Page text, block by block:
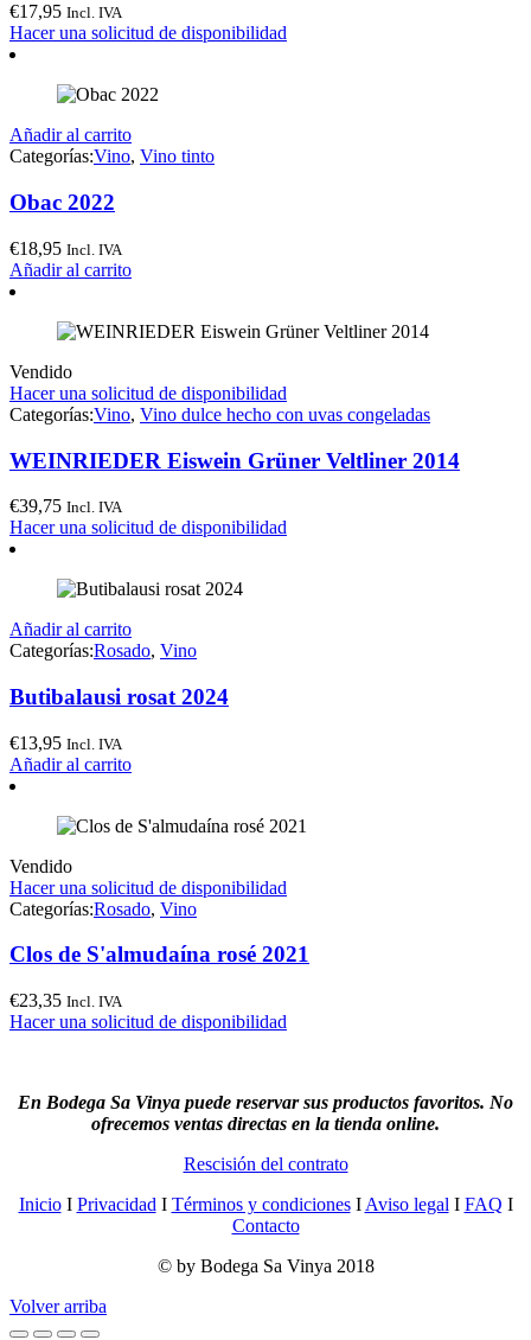
€17,95 Incl. IVA
Hacer una solicitud de disponibilidad
Añadir al carrito
Categorías:Vino, Vino tinto
Obac 2022
€18,95 Incl. IVA
Añadir al carrito
Vendido
Hacer una solicitud de disponibilidad
Categorías:Vino, Vino dulce hecho con uvas congeladas
WEINRIEDER Eiswein Grüner Veltliner 2014
€39,75 Incl. IVA
Hacer una solicitud de disponibilidad
Añadir al carrito
Categorías:Rosado, Vino
Butibalausi rosat 2024
€13,95 Incl. IVA
Añadir al carrito
Vendido
Hacer una solicitud de disponibilidad
Categorías:Rosado, Vino
Clos de S'almudaína rosé 2021
€23,35 Incl. IVA
Hacer una solicitud de disponibilidad
En Bodega Sa Vinya puede reservar sus productos favoritos. No
ofrecemos ventas directas en la tienda online.
Rescisión del contrato
InicioI Privacidad I Términos y condicionesI Aviso legal I FAQ I
Contacto
© by Bodega Sa Vinya 2018
Volver arriba